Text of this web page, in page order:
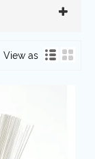
View as